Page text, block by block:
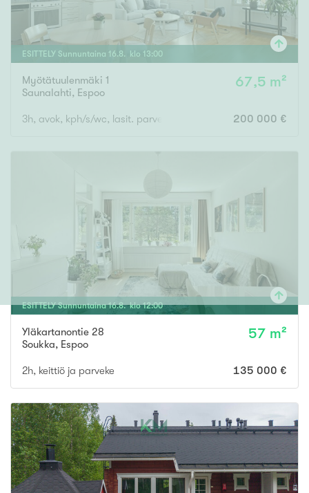
ESITTELY Sunnuntaina 16.8. klo 13:00
Myötätuulenmäki 1
Saunalahti, Espoo
67,5 m²
3h, avok, kph/s/wc, lasit. parveke 200 000 €
ESITTELY Sunnuntaina 16.8. klo12:00
Yläkartanontie 28
Soukka, Espoo
57 m²
2h, keittiö ja parveke 135 000 €